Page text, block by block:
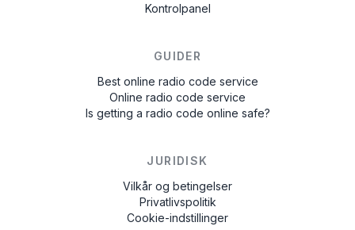
Kontrolpanel
GUIDER
Best online radio code service
Online radio code service
Is getting a radio code online safe?
JURIDISK
Vilkår og betingelser
Privatlivspolitik
Cookie-indstillinger